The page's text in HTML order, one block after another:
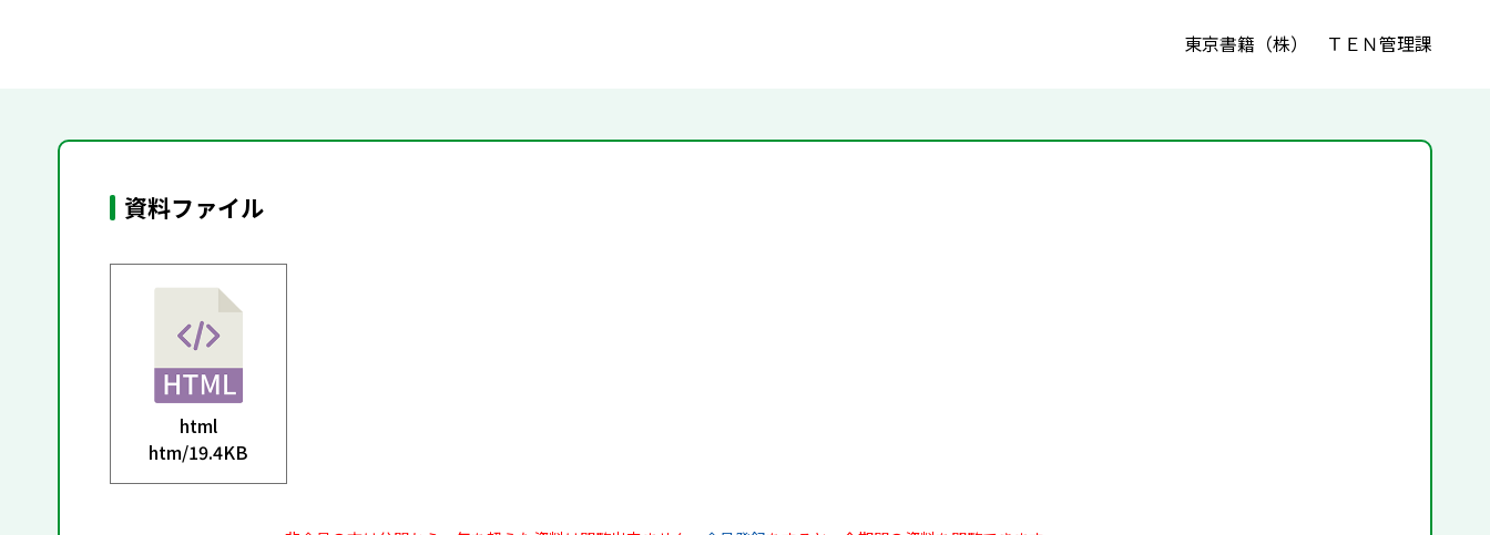
東京書籍（株） ＴＥＮ管理課
資料ファイル
html
htm/19.4KB